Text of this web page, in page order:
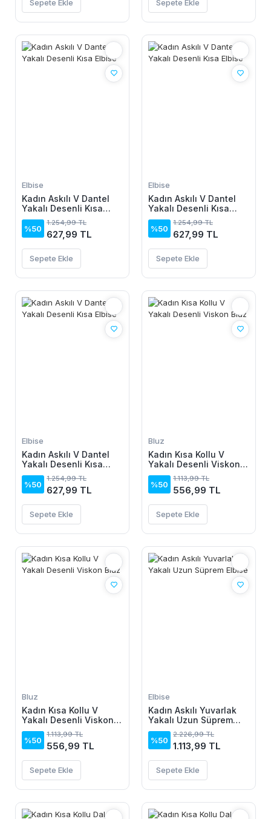
Sepete Ekle Sepete Ekle
Elbise
Kadın Askılı V Dantel
Yakalı Desenli Kısa
Elbise
%50
1.254,99 TL
627,99 TL
Sepete Ekle
Elbise
Kadın Askılı V Dantel
Yakalı Desenli Kısa
Elbise
%50
1.254,99 TL
627,99 TL
Sepete Ekle
Elbise
Kadın Askılı V Dantel
Yakalı Desenli Kısa
Elbise
%50
1.254,99 TL
627,99 TL
Sepete Ekle
Bluz
Kadın Kısa Kollu V
Yakalı Desenli Viskon
Bluz
%50
1.113,99 TL
556,99 TL
Sepete Ekle
Bluz
Kadın Kısa Kollu V
Yakalı Desenli Viskon
Bluz
%50
1.113,99 TL
556,99 TL
Sepete Ekle
Elbise
Kadın Askılı Yuvarlak
Yakalı Uzun Süprem
Elbise
%50
2.226,99 TL
1.113,99 TL
Sepete Ekle